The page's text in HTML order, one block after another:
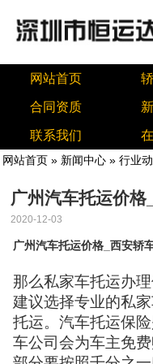
网站首页
合同资质
联系我们
网站首页 » 新闻中心 » 行业
广州汽车托运价
2020-12-03
广州汽车托运价格_西安轿
那么私家车托运办
建议选择专业的私
托运。汽车托运保
车公司会为车主免